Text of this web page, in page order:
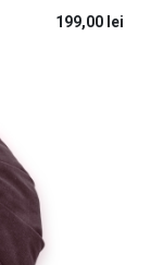
199,00 lei